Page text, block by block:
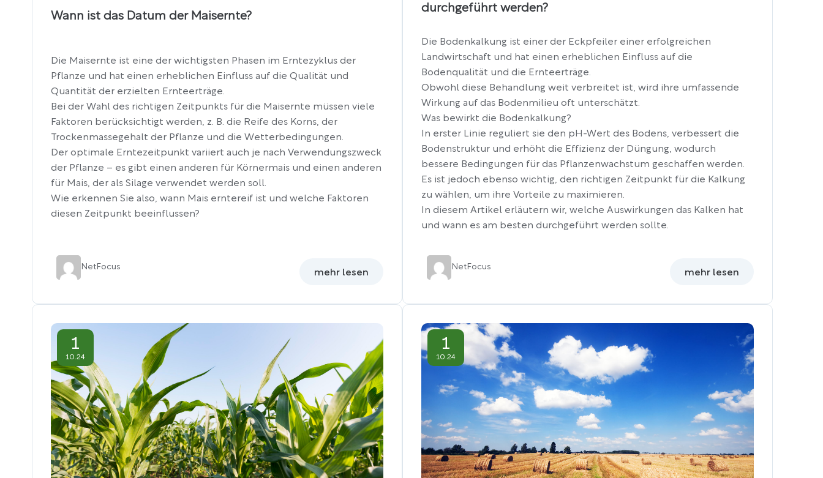
Wann ist das Datum der Maisernte?
Die Maisernte ist eine der wichtigsten Phasen im Erntezyklus der
Pflanze und hat einen erheblichen Einfluss auf die Qualität und
Quantität der erzielten Ernteerträge.
Bei der Wahl des richtigen Zeitpunkts für die Maisernte müssen viele
Faktoren berücksichtigt werden, z. B. die Reife des Korns, der
Trockenmassegehalt der Pflanze und die Wetterbedingungen.
Der optimale Erntezeitpunkt variiert auch je nach Verwendungszweck
der Pflanze – es gibt einen anderen für Körnermais und einen anderen
für Mais, der als Silage verwendet werden soll.
Wie erkennen Sie also, wann Mais erntereif ist und welche Faktoren
diesen Zeitpunkt beeinflussen?
mehr lesen
NetFocus
durchgeführt werden?
Die Bodenkalkung ist einer der Eckpfeiler einer erfolgreichen
Landwirtschaft und hat einen erheblichen Einfluss auf die
Bodenqualität und die Ernteerträge.
Obwohl diese Behandlung weit verbreitet ist, wird ihre umfassende
Wirkung auf das Bodenmilieu oft unterschätzt.
Was bewirkt die Bodenkalkung?
In erster Linie reguliert sie den pH-Wert des Bodens, verbessert die
Bodenstruktur und erhöht die Effizienz der Düngung, wodurch
bessere Bedingungen für das Pflanzenwachstum geschaffen werden.
Es ist jedoch ebenso wichtig, den richtigen Zeitpunkt für die Kalkung
zu wählen, um ihre Vorteile zu maximieren.
In diesem Artikel erläutern wir, welche Auswirkungen das Kalken hat
und wann es am besten durchgeführt werden sollte.
mehr lesen
NetFocus
1
10.24
1
10.24